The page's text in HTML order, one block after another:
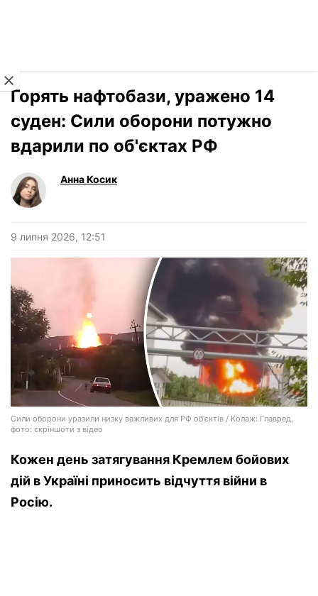
Горять нафтобази, уражено 14
суден: Сили оборони потужно
вдарили по об'єктах РФ
Анна Косик
9 липня 2026, 12:51
Сили оборони уразили низку важливих для РФ об'єктів / Колаж: Главред,
фото: скріншоти з відео
Кожен день затягування Кремлем бойових
дій в Україні приносить відчуття війни в
Росію.